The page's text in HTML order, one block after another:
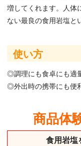
増してくれます。人体
ない最良の食用岩塩と
使い方
◎調理にも食卓にも適
◎外出時の携帯にも便
商品体
食用岩塩